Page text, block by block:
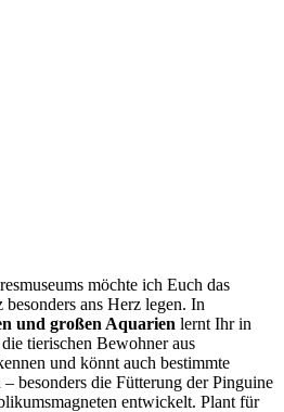
möchte ich Euch das
ans Herz legen. In
und großen Aquarien lernt Ihr in
tierischen Bewohner aus
und könnt auch bestimmte
besonders die Fütterung der Pinguine
entwickelt. Plant für